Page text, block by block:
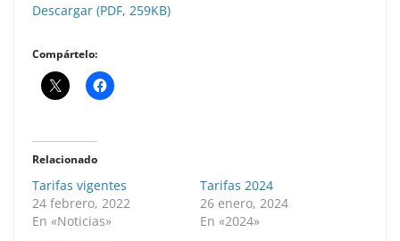
Descargar (PDF, 259KB)
Compártelo:
Relacionado
Tarifas vigentes
24 febrero, 2022
En «Noticias»
Tarifas 2024
26 enero, 2024
En «2024»